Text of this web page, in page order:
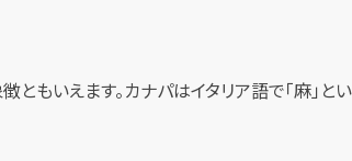
もいえます。カナパはイタリア語で「麻」